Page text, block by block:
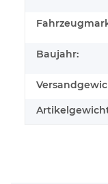
Baujahr: